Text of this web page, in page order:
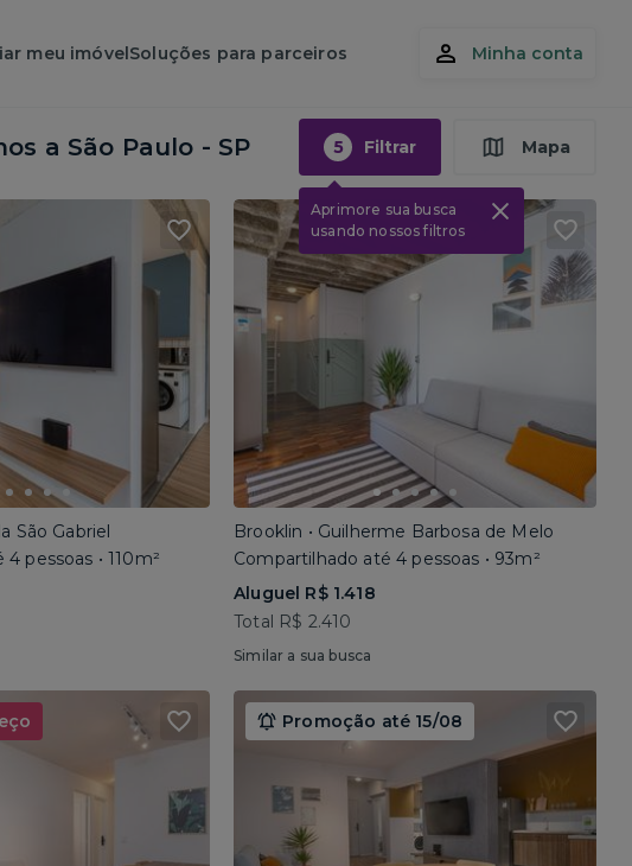
meu imóvelSoluções para parceiros Minha conta
a São Paulo - SP 5 Filtrar
Aprimore sua busca
usando nossos filtros
Mapa
São Gabriel
pessoas • 110m²
Brooklin • Guilherme Barbosa de Melo
Compartilhado até 4 pessoas • 93m²
Aluguel R$ 1.418
Total R$ 2.410
Similar a sua busca
Promoção até 15/08